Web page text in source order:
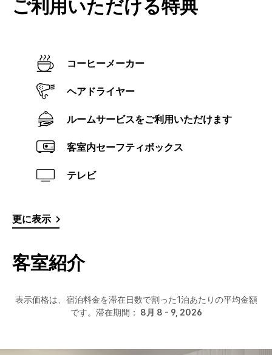
ご利用いただける特典
コーヒーメーカー
ヘアドライヤー
ルームサービスをご利用いただけます
客室内セーフティボックス
テレビ
更に表示
客室紹介
表示価格は、宿泊料金を滞在日数で割った1泊あたりの平均金額
です。滞在期間： 8月 8 - 9, 2026